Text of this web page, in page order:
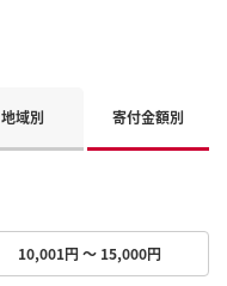
地域別 寄付金額別
10,001円 ～ 15,000円